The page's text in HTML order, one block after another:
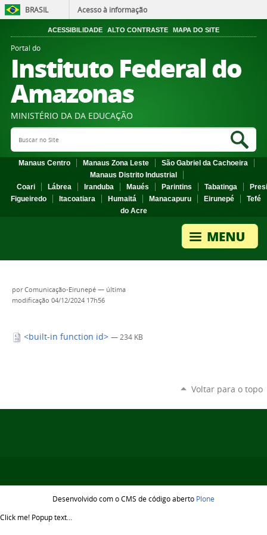
BRASIL Acesso à informação
ACESSIBILIDADE ALTO CONTRASTE MAPA DO SITE
Portal do
Instituto Federal do
Amazonas
MINISTÉRIO DA DA EDUCAÇÃO
Search Site
Manaus Centro Manaus Zona Leste
São Gabriel da Cachoeira
Manaus Distrito Industrial
Coari
Lábrea Iranduba Maués Parintins Tabatinga
Figueiredo
Itacoatiara Humaitá Manacapuru Eirunepé
Tefé
do Acre
porComunicação-Eirunepé — última
modificação 04/12/2024 17h56
<built-in function id> — 234 KB
Voltar para o topo
Desenvolvido com o CMS de código aberto Plone
Click me! Popup text...